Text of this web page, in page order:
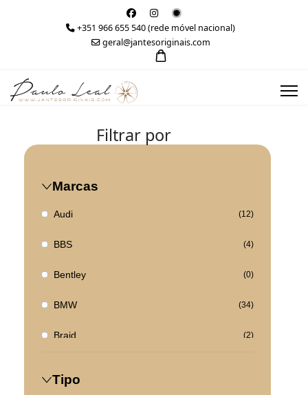
+351 966 655 540 (rede móvel nacional)
geral@jantesoriginais.com
Filtrar por
Marcas
Audi (12)
BBS (4)
Bentley (0)
BMW (34)
Braid (2)
Tipo